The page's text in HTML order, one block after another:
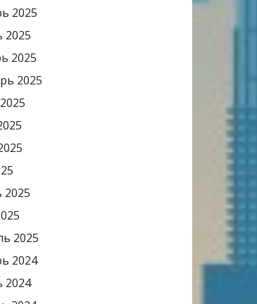
2025
2025
2025
2025
2025
2025
2024
2024